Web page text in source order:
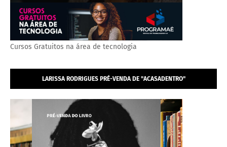
Cursos Gratuitos na área de tecnologia
LARISSA RODRIGUES PRÉ-VENDA DE "ACASADENTRO"